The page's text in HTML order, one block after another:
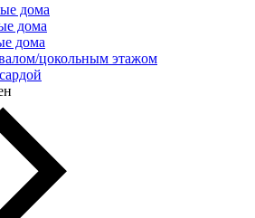
дома
дома
дома
цокольным этажом